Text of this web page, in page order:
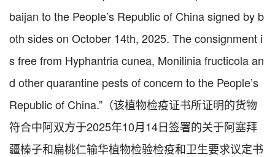
baijan to the People’s Republic of China signed by b
oth sides on October 14th, 2025. The consignment i
s free from Hyphantria cunea, Monilinia fructicola an
d other quarantine pests of concern to the People’s
Republic of China.”（该植物检疫证书所证明的货物
符合中阿双方于2025年10月14日签署的关于阿塞拜
疆榛子和扁桃仁输华植物检验检疫和卫生要求议定书